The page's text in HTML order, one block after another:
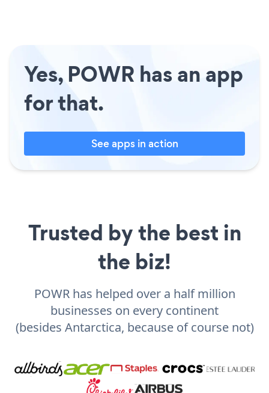
Yes, POWR has an app
for that.
See apps in action
Trusted by the best in
the biz!
POWR has helped over a half million
businesses on every continent
(besides Antarctica, because of course not)